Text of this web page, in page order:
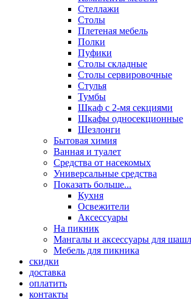
Стеллажи
Столы
Плетеная мебель
Полки
Пуфики
Столы складные
Столы сервировочные
Стулья
Тумбы
Шкаф с 2-мя секциями
Шкафы односекционные
Шезлонги
Бытовая химия
Ванная и туалет
Средства от насекомых
Универсальные средства
Показать больше...
Кухня
Освежители
Аксессуары
На пикник
Мангалы и аксессуары для
Мебель для пикника
скидки
доставка
оплатить
контакты